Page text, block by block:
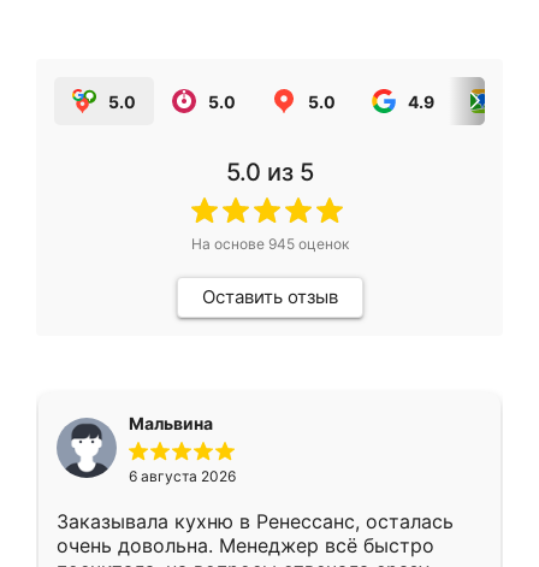
5.0 5.0 5.0 4.9
5.0 из 5
На основе 945оценок
Оставить отзыв
Мальвина
6 августа 2026
Заказывала кухню в Ренессанс, осталась
очень довольна. Менеджер всё быстро